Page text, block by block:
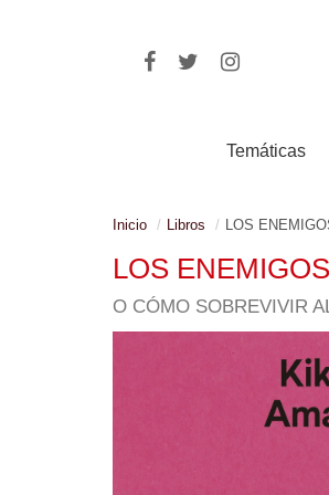
Temáticas
Inicio Libros LOS
LOS ENEMIGOS
O CÓMO SOBREVIVIR